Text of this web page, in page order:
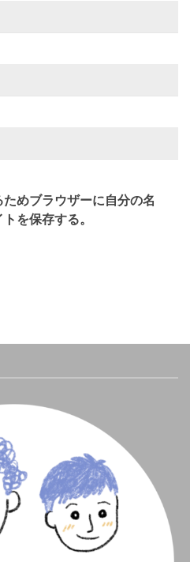
めブラウザーに自分の名
を保存する。